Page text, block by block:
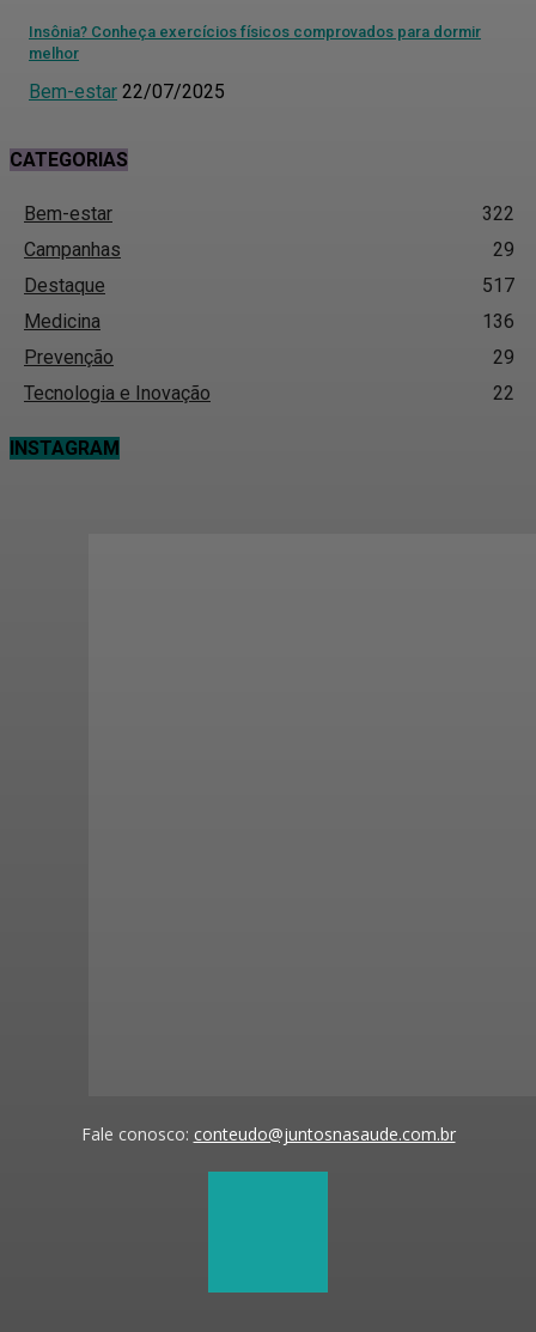
Insônia? Conheça exercícios físicos comprovados para dormir
melhor
Bem-estar 22/07/2025
CATEGORIAS
Bem-estar
322
Campanhas
29
Destaque
517
Medicina
136
Prevenção
29
Tecnologia e Inovação
22
INSTAGRAM
Fale conosco: conteudo@juntosnasaude.com.br